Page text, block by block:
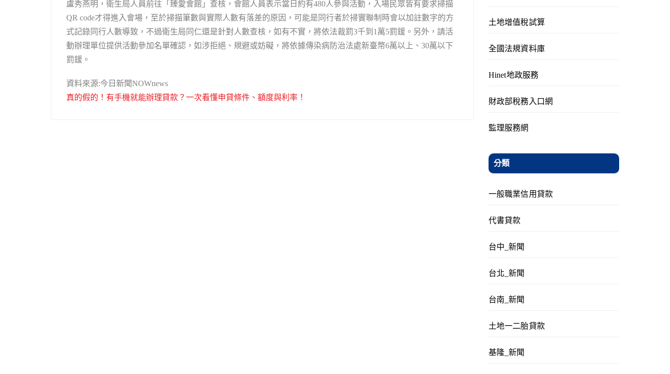
盧秀燕明，衛生局人員前往「臻愛會館」查核，會館人員表示當日約有480人參與活動，入場民眾皆有要求掃描
QR code才得進入會場，至於掃描筆數與實際人數有落差的原因，可能是同行者於掃實聯制時會以加註數字的方
式記錄同行人數導致，不過衛生局同仁還是針對人數查核，如有不實，將依法裁罰3千到1萬5罰鍰。另外，請活
動辦理單位提供活動參加名單確認，如涉拒絕、規避或妨礙，將依據傳染病防治法處新臺幣6萬以上、30萬以下
罰鍰。
資料來源:今日新聞NOWnews
真的假的！有手機就能辦理貸款？一次看懂申貸條件、額度與利率！
土地增值稅試算
全國法規資料庫
Hinet地政服務
財政部稅務入口網
監理服務網
分類
一般職業信用貸款
代書貸款
台中_新聞
台北_新聞
台南_新聞
土地一二胎貸款
基隆_新聞